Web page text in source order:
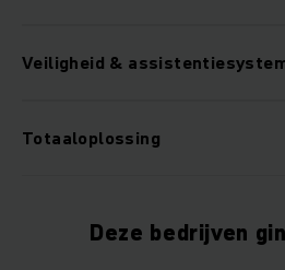
Veiligheid &
Totaaloplossing
Deze bedrijven